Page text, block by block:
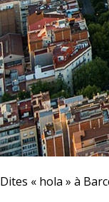
Dites « hola » à